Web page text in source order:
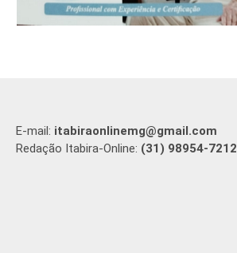
E-mail: itabiraonlinemg@gmail.com
Redação Itabira-Online: (31) 98954-7212